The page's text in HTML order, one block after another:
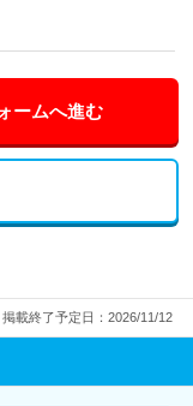
ームへ進む
掲載終了予定日：2026/11/12